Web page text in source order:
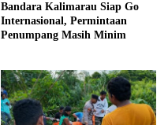
Bandara Kalimarau Siap Go
Internasional, Permintaan
Penumpang Masih Minim